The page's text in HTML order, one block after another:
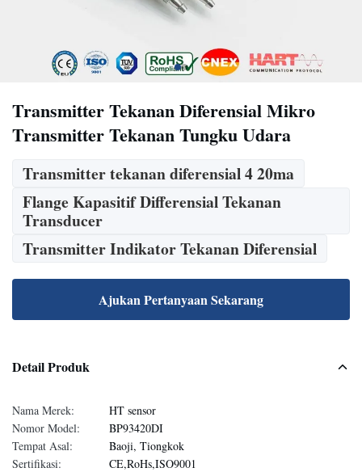
Transmitter Tekanan Diferensial Mikro
Transmitter Tekanan Tungku Udara
Transmitter tekanan diferensial 4 20ma
Flange Kapasitif Differensial Tekanan
Transducer
Transmitter Indikator Tekanan Diferensial
Ajukan Pertanyaan Sekarang
Detail Produk
Nama Merek:
HT sensor
Nomor Model:
BP93420DI
Tempat Asal:
Baoji, Tiongkok
Sertifikasi:
CE,RoHs,ISO9001